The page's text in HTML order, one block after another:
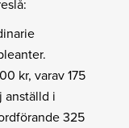
kr, varav 175
i
325